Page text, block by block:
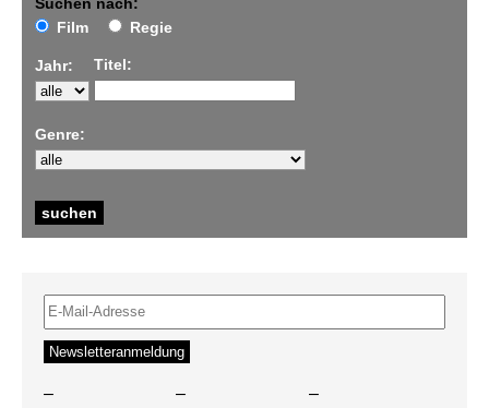
Film
Regie
Jahr: Titel:
Genre:
– – –